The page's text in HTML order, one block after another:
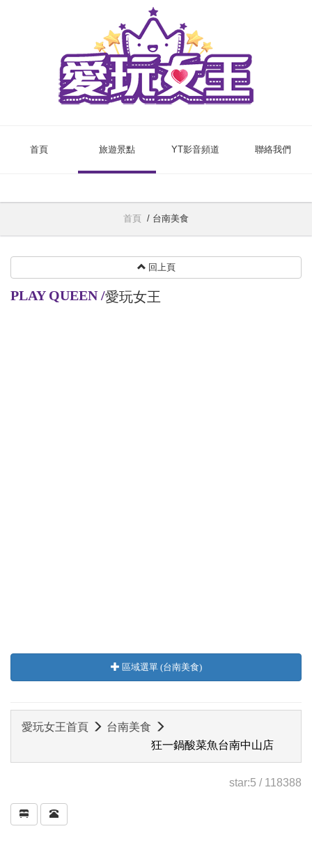
首頁 旅遊景點 YT影音頻道 聯絡我們
首頁 / 台南美食
回上頁
PLAY QUEEN/愛玩女王
區域選單 (台南美食)
愛玩女王首頁
台南美食
狂一鍋酸菜魚台南中山店
star:5 / 118388